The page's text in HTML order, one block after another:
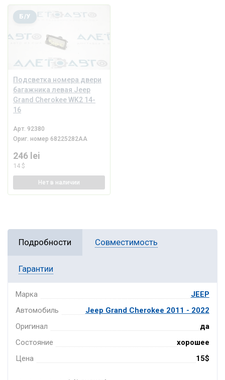
Подсветка номера двери
багажника левая Jeep
Grand Cherokee WK2 14-
16
Б/У
Арт. 92380
Ориг. номер 68225282AA
246 lei
14 $
Нет в наличии
Подробности Совместимость
Гарантии
Марка
JEEP
Автомобиль
Jeep Grand Cherokee 2011 - 2022
Оригинал
да
Состояние
хорошее
Цена
15$